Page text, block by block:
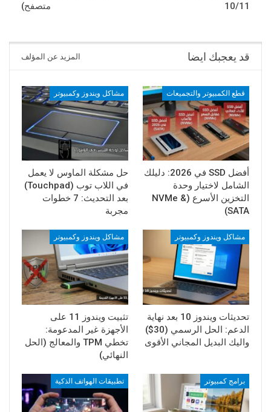
10/11
متصفح)
قد يعجبك ايضا المزيد عن المؤلف
قطع الكمبيوتر والتجميعات
أفضل SSD في 2026: دليلك
الشامل لاختيار وحدة
التخزين الأسرع (NVMe &
SATA)
مشاكل ويندوز وكمبيوتر
حل مشكلة الماوس لا يعمل
في اللاب توب (Touchpad)
بعد التحديث: 7 خطوات
مجربة
مشاكل ويندوز وكمبيوتر
تحديثات ويندوز 10 بعد نهاية
الدعم: الحل الرسمي (30$)
واليك البديل المجاني الأقوى
مشاكل ويندوز وكمبيوتر
تثبيت ويندوز 11 على
الأجهزة غير المدعومة:
تخطي TPM والمعالج (الحل
النهائي)
برامج كمبيوتر تطبيقات الهواتف الذكية